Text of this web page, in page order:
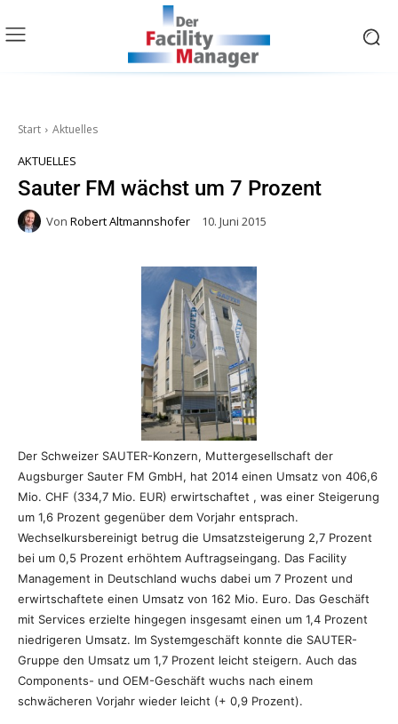
Start Aktuelles
AKTUELLES
Sauter FM wächst um 7 Prozent
Von Robert Altmannshofer 10. Juni 2015
Der Schweizer SAUTER-Konzern, Muttergesellschaft der
Augsburger Sauter FM GmbH, hat 2014 einen Umsatz von 406,6
Mio. CHF (334,7 Mio. EUR) erwirtschaftet , was einer Steigerung
um 1,6 Prozent gegenüber dem Vorjahr entsprach.
Wechselkursbereinigt betrug die Umsatzsteigerung 2,7 Prozent
bei um 0,5 Prozent erhöhtem Auftragseingang. Das Facility
Management in Deutschland wuchs dabei um 7 Prozent und
erwirtschaftete einen Umsatz von 162 Mio. Euro. Das Geschäft
mit Services erzielte hingegen insgesamt einen um 1,4 Prozent
niedrigeren Umsatz. Im Systemgeschäft konnte die SAUTER-
Gruppe den Umsatz um 1,7 Prozent leicht steigern. Auch das
Components- und OEM-Geschäft wuchs nach einem
schwächeren Vorjahr wieder leicht (+ 0,9 Prozent).